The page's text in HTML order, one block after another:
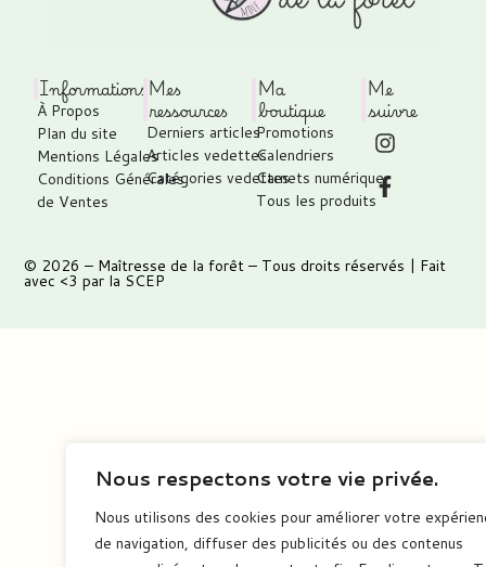
Nous respectons votre vie privée.
Nous utilisons des cookies pour améliorer votre
de navigation, diffuser des publicités ou des contenus
Informations
À Propos
Plan du site
Mentions Légales
Conditions Générales
de Ventes
Mes
ressources
Derniers articles
Articles vedettes
Catégories vedettes
Ma
boutique
Promotions
Calendriers
Carnets numérique
Tous les produits
Me
suivre
© 2026 – Maîtresse de la forêt – Tous droits réservés | Fait
avec <3 par la SCEP